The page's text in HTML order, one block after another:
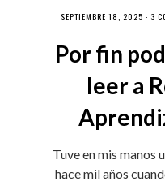
SEPTIEMBRE 18, 2025 · 3
Por fin
leer a
Tuve en mis manos
hace mil años